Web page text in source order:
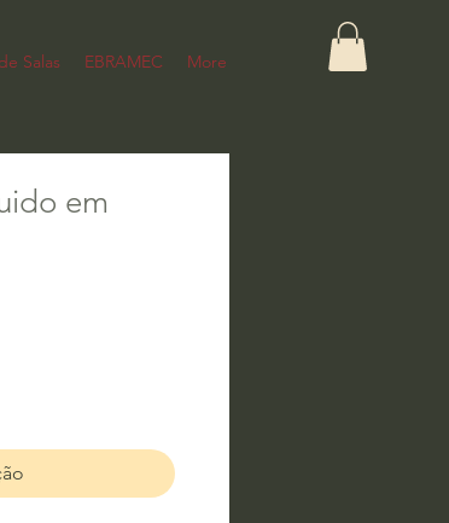
Salas EBRAMEC More
em